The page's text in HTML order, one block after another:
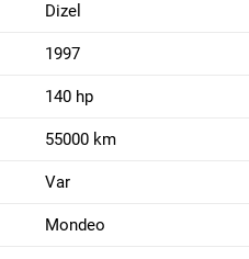
Dizel
1997
140 hp
55000 km
Var
Mondeo